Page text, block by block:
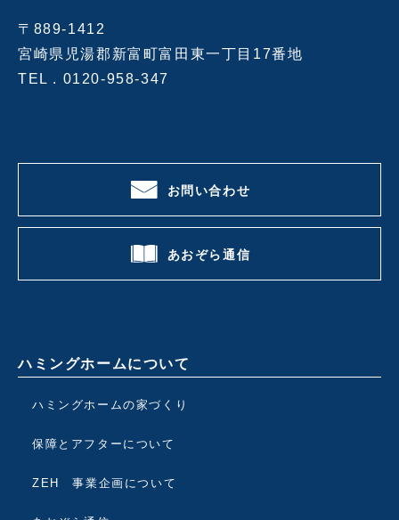
〒889-1412
宮崎県児湯郡新富町富田東一丁目17番地
TEL . 0120-958-347
お問い合わせ
あおぞら通信
ハミングホームについて
ハミングホームの家づくり
保障とアフターについて
ZEH 事業企画について